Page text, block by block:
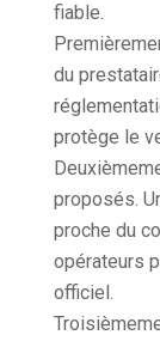
fiable.
du
protège le
proposés.
proche du
opérateurs
officiel.